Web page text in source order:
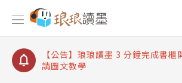
【公告】琅琅讀墨數位閱讀資產合
【公告】琅琅讀墨書櫃開通常見問
【公告】琅琅讀墨 3 分鐘完成書櫃
請圖文教學